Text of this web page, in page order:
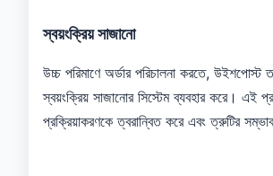
স্বয়ংক্রিয় সাজানো
উচ্চ পরিমাণে অর্ডার পরিচালনা করতে, উইশপোস্ট
স্বয়ংক্রিয় সাজানোর সিস্টেম ব্যবহার করে। এই
প্রক্রিয়াকরণকে ত্বরান্বিত করে এবং ত্রুটির